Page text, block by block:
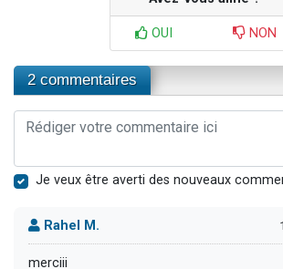
OUI NON
2 commentaires
Je veux être averti des nouveaux
Rahel M.
merciii